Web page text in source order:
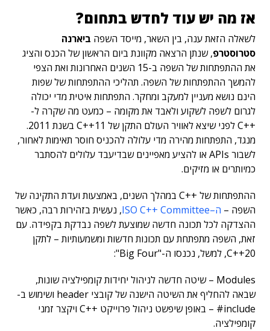
אז מה יש עוד לחדש בתחום?
לשאלה הזאת ענה, בין השאר, מייסד השפה ביארנה
סטרוסטרפ, שנתן הרצאה מקוונת ביום הראשון של הכנס והציג
את ההתפתחות של השפה ב-15 השנים האחרונות ואת הצפי
להמשך ההתפתחות של השפה. תהליכי ההתפתחות של שפות
הינם נושא מעניין למעקב ומחקר. התפתחות איטית מדי יכולה
לגרום לשפה לשקוע ולאבד את מקומה – כמעט מה שקרה ל-
++C לפני שיצא לאוויר העולם התקן של C++11 בשנת 2011.
מנגד, התפתחות מהירה מדי עלולה להכניס חוסר תאימות לאחור,
לשבור APIs או להציע מאפיינים שבדיעבד עלולים להסתבר
כמיותרים או מזיקים.
ההתפתחות של ++C במהלך השנים, באמצעות ועדת התקינה של
השפה – ה–
ISO C++ Committee
, נעשית בזהירות רבה, כאשר
ההצדקה לכל תכונה חדשה שמוצעת לשפה נבדקת בקפידה. עם
זאת, השפה מתפתחת עם תכונות חדשות ומשמעותיות – לתקן
C++20, למשל, נכנסו ה-"Big Four":
Modules – שיטה חדשה לניהול יחידות קומפילציה שונות,
שבאה להחליף את השיטה הישנה של קובצי header ושימוש ב-
include# – באופן שיפשט ניהול פרוייקט ++C ויקצר זמני
קומפילציה.